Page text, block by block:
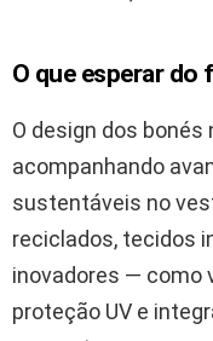
O que esperar
O design dos bonés
acompanhando
sustentáveis no
reciclados, tecidos
inovadores — como
proteção UV e